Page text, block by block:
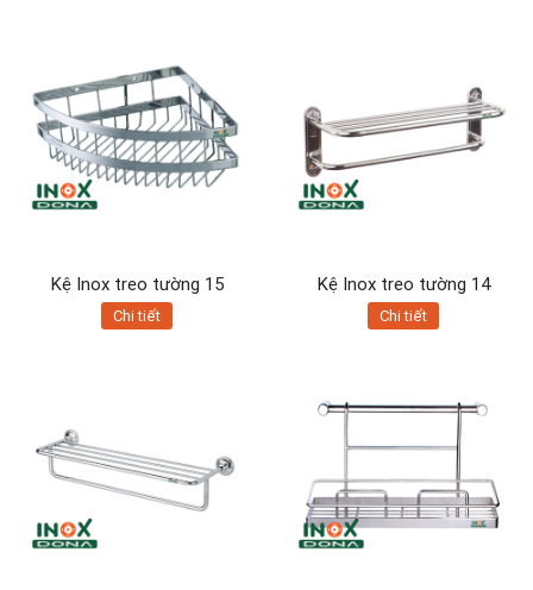
Kệ Inox treo tường 15
Chi tiết
Kệ Inox treo tường 14
Chi tiết